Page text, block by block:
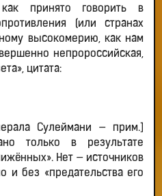
как принято говорить в
(или странах
высокомерию, как нам
непророссийская,
цитата:
Сулеймани — прим.]
только в результате
Нет — источников
и без «предательства его